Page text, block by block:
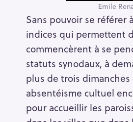
Emile
Sans pouvoir se référer
indices qui permettent
commencèrent à se
statuts synodaux, à
plus de trois dimanches
absentéisme cultuel
pour accueillir les